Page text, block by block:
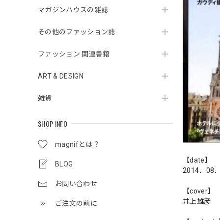
マガジンハウスの雑誌
その他のファッション誌
ファッション 関連書籍
ART & DESIGN
雑貨
SHOP INFO
magnifとは？
BLOG
お問い合わせ
ご注文の前に
【date】
2014．08
【cover】
井上雄彦